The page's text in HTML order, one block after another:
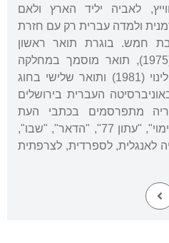
שווייץ, לאביה יליד הארץ ולאם
ולמדה עברית רק עם חזרת
חמש. בוגרת תואר ראשון
במכללה לבנות בירושלים (1975), תואר מוסמך במחלקה
להיסטוריה באוניברסיטת אילינוי (1981) ותואר שלישי בחוג
העברית בירושלים
החל מ-1994 שיריה מתפרסמים בכתבי העת
""פסיפס"", "צרור המור", "דימוי", "עתון 77", "הדאר", "שבו",
לאנגלית, לספרדית, לצרפתית